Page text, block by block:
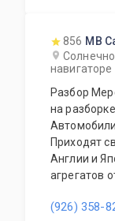
856 MB
Разбор
на
Приходят
Англии и
агрегатов от ДВС, МКПП, АКПП до подвесок,
прочего.
(926) 358-